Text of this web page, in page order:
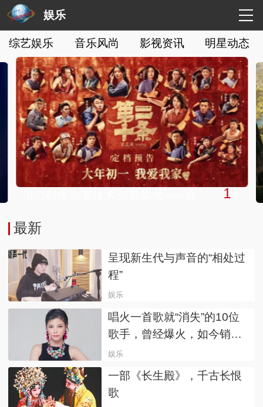
娱乐
综艺娱乐 音乐风尚 影视资讯 明星动态
1
最新
呈现新生代与声音的“相处过
程”
娱乐
唱火一首歌就“消失”的10位
歌手，曾经爆火，如今销声
匿迹
娱乐
一部《长生殿》，千古长恨
歌